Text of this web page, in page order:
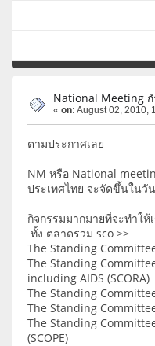
National Meeting
« on: August 02, 2010,
ตามประกาศเลย
NM หรือ National
ประเทศไทย จะจัดขึ้นใน
กิจกรรมมากมายที่จะทำให้
ทั้ง ตลาดรวม sco >>
The Standing
The Standing
including AIDS (SCORA)
The Standing
The Standing
The Standing
(SCOPE)